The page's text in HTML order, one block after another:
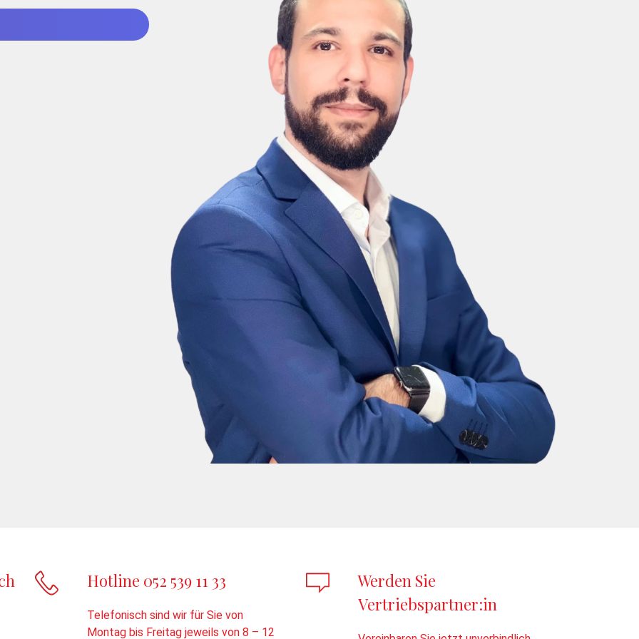
Hotline 052 539 11 33
Telefonisch sind wir für Sie von
Montag bis Freitag jeweils von 8 – 12
Werden Sie
Vertriebspartner:in